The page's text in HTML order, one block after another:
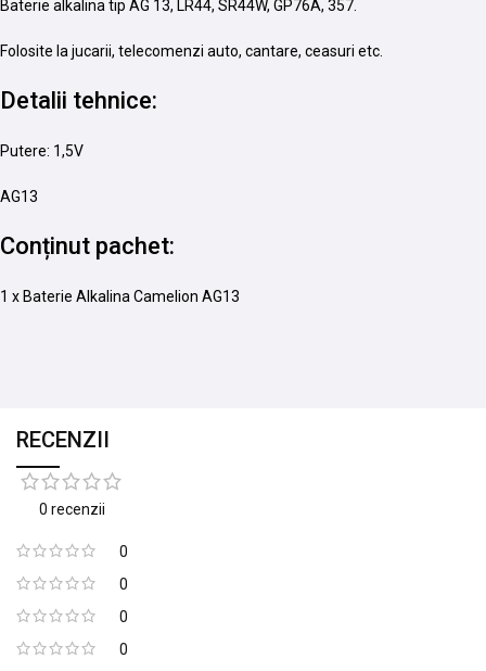
Baterie alkalina tip AG 13, LR44, SR44W, GP76A, 357.
Folosite la jucarii, telecomenzi auto, cantare, ceasuri etc.
Detalii tehnice:
Putere: 1,5V
AG13
Conținut pachet:
1 x Baterie Alkalina Camelion AG13
RECENZII
0 recenzii
0
0
0
0